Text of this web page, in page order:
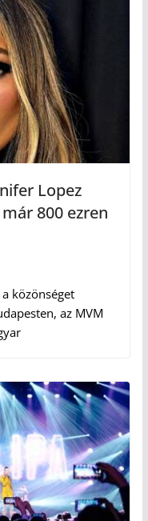
Lopez
800 ezren
közönséget
az MVM